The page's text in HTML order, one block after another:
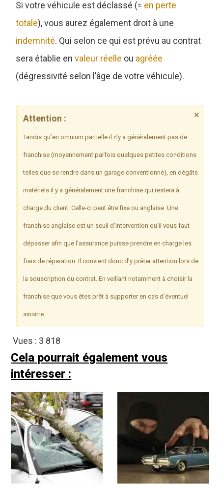
Si votre véhicule est déclassé (= en perte
totale), vous aurez également droit à une
indemnité. Qui selon ce qui est prévu au contrat
sera établie envaleur réelle ou agréée
(dégressivité selon l’âge de votre véhicule).
Attention :
Tandis qu’en omnium partielle il n’y a généralement pas de
franchise (moyennement parfois quelques petites conditions
telles que se rendre dans un garage conventionné), en dégâts
matériels il y a généralement une franchise qui restera à
charge du client. Celle-ci peut être fixe ou anglaise. Une
franchise anglaise est un seuil d’intervention qu’il vous faut
dépasser afin que l’assurance puisse prendre en charge les
frais de réparation. Il convient donc d’y prêter attention lors de
la souscription du contrat. En veillant notamment à choisir la
franchise que vous êtes prêt à supporter en cas d’éventuel
sinistre.
×
Vues : 3 818
Cela pourrait également vous
intéresser :